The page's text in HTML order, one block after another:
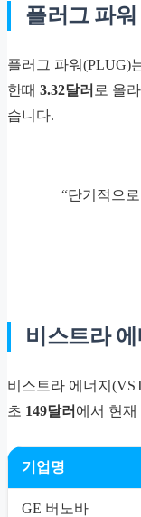
플러그 파
플러그 파워(PLUG)
한때 3.32달러 로 올라
습니다.
“단기적으
비스트라
비스트라 에너지
초 149달러 에서 현재
기업명
GE 버노바